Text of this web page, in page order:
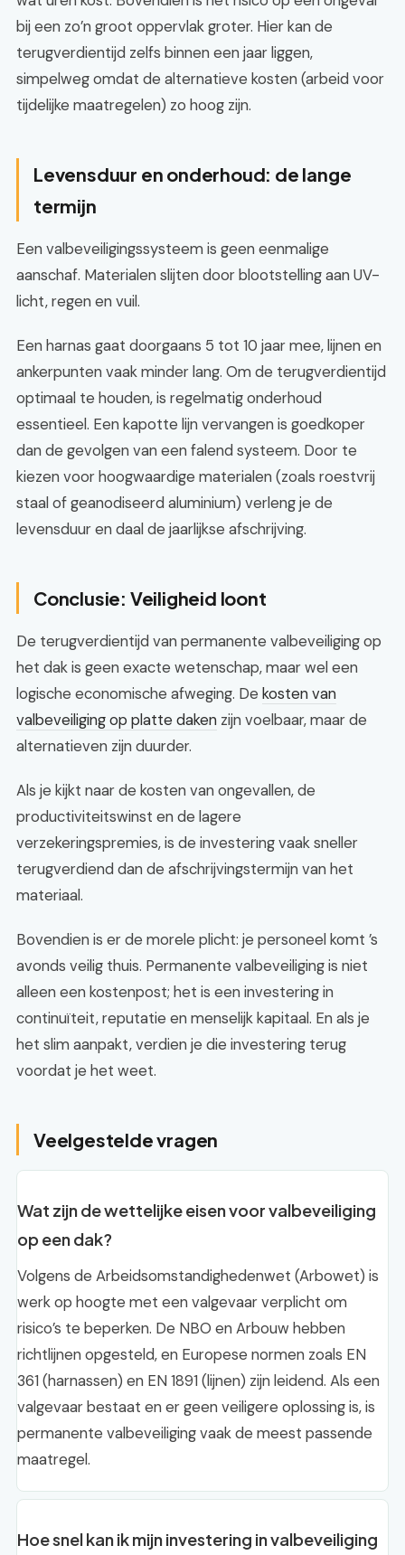
bij een zo’n groot oppervlak groter. Hier kan de
terugverdientijd zelfs binnen een jaar liggen,
simpelweg omdat de alternatieve kosten (arbeid voor
tijdelijke maatregelen) zo hoog zijn.
Levensduur en onderhoud: de lange
termijn
Een valbeveiligingssysteem is geen eenmalige
aanschaf. Materialen slijten door blootstelling aan UV-
licht, regen en vuil.
Een harnas gaat doorgaans 5 tot 10 jaar mee, lijnen en
ankerpunten vaak minder lang. Om de terugverdientijd
optimaal te houden, is regelmatig onderhoud
essentieel. Een kapotte lijn vervangen is goedkoper
dan de gevolgen van een falend systeem. Door te
kiezen voor hoogwaardige materialen (zoals roestvrij
staal of geanodiseerd aluminium) verleng je de
levensduur en daal de jaarlijkse afschrijving.
Conclusie: Veiligheid loont
De terugverdientijd van permanente valbeveiliging op
het dak is geen exacte wetenschap, maar wel een
logische economische afweging. De kosten van
valbeveiliging op platte daken zijn voelbaar, maar de
alternatieven zijn duurder.
Als je kijkt naar de kosten van ongevallen, de
productiviteitswinst en de lagere
verzekeringspremies, is de investering vaak sneller
terugverdiend dan de afschrijvingstermijn van het
materiaal.
Bovendien is er de morele plicht: je personeel komt ’s
avonds veilig thuis. Permanente valbeveiliging is niet
alleen een kostenpost; het is een investering in
continuïteit, reputatie en menselijk kapitaal. En als je
het slim aanpakt, verdien je die investering terug
voordat je het weet.
Veelgestelde vragen
Wat zijn de wettelijke eisen voor valbeveiliging
op een dak?
Volgens de Arbeidsomstandighedenwet (Arbowet) is
werk op hoogte met een valgevaar verplicht om
risico’s te beperken. De NBO en Arbouw hebben
richtlijnen opgesteld, en Europese normen zoals EN
361 (harnassen) en EN 1891 (lijnen) zijn leidend. Als een
valgevaar bestaat en er geen veiligere oplossing is, is
permanente valbeveiliging vaak de meest passende
maatregel.
Hoe snel kan ik mijn investering in valbeveiliging